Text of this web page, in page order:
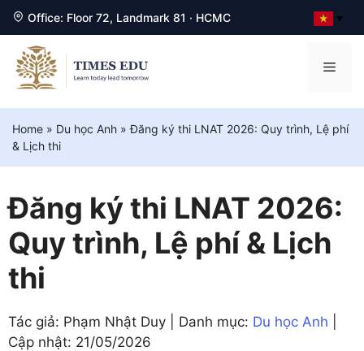
Office: Floor 72, Landmark 81 · HCMC ▼
Chuyển
đến
nội
dung
Home » Du học Anh »Đăng ký thi LNAT 2026: Quy trình, Lệ phí
& Lịch thi
Đăng ký thi LNAT 2026:
Quy trình, Lệ phí & Lịch
thi
Tác giả: Phạm Nhật Duy | Danh mục: Du học Anh
Cập nhật: 21/05/2026